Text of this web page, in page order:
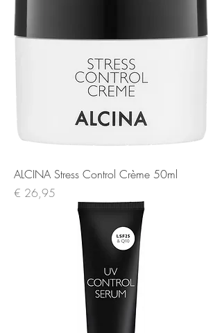
ALCINA Stress Control Crème 50ml
Prijs
€ 26,95